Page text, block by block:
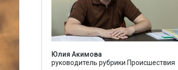
Юлия Акимова
руководитель рубрики Происшествия